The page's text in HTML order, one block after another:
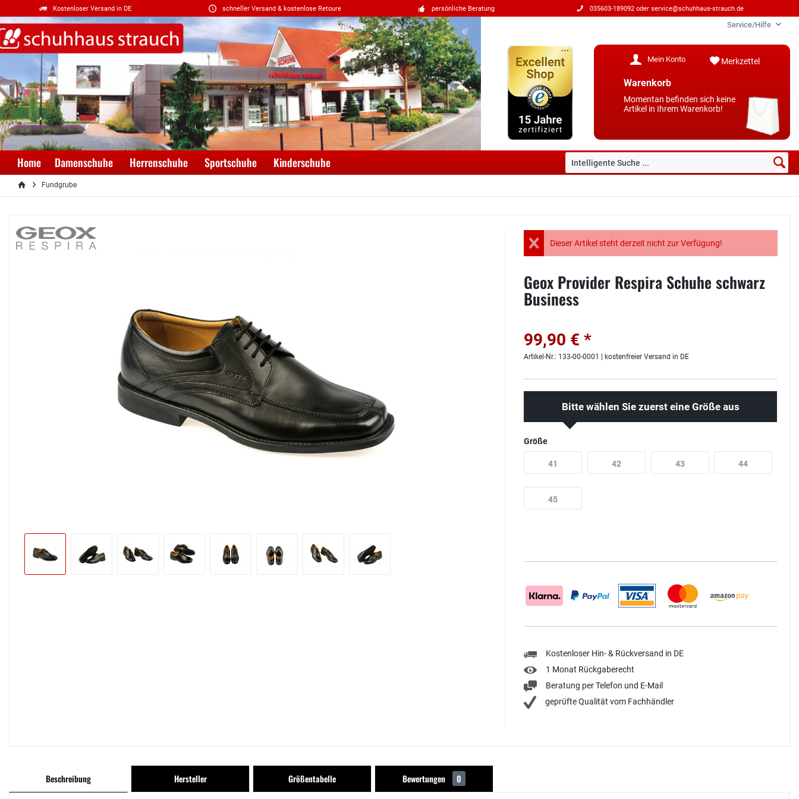
Kostenloser Versand in DE schneller Versand & kostenlose Retoure persönliche Beratung 035603-189092 oder service@schuhhaus-strauch.de
Service/Hilfe
Merkzettel
Mein Konto
Warenkorb
Momentan befinden sich keine
Artikel in Ihrem Warenkorb!
Home Damenschuhe Herrenschuhe Sportschuhe Kinderschuhe
Fundgrube
Dieser Artikel steht derzeit nicht zur Verfügung!
Geox Provider Respira Schuhe schwarz
Business
99,90 € *
Artikel-Nr.: 133-00-0001 | kostenfreier Versand in DE
Bitte wählen Sie zuerst eine Größe aus
Größe
41 42 43 44
45
Kostenloser Hin- & Rückversand in DE
1 Monat Rückgaberecht
Beratung per Telefon und E-Mail
geprüfte Qualität vom Fachhändler
Beschreibung Hersteller Größentabelle Bewertungen 0